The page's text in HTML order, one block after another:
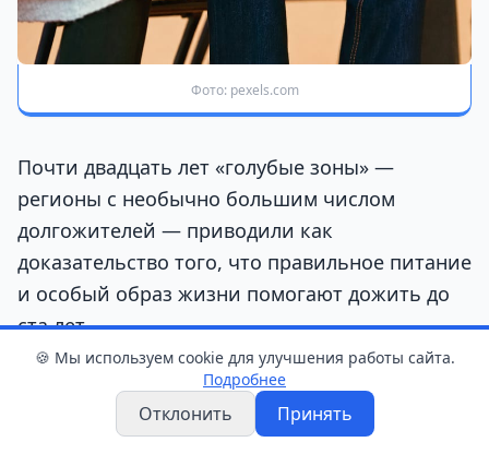
Фото: pexels.com
Почти двадцать лет «голубые зоны» —
регионы с необычно большим числом
долгожителей — приводили как
доказательство того, что правильное питание
и особый образ жизни помогают дожить до
ста лет.
Однако демограф Сол Джастин Ньюман из
Университетского колледжа Лондона
🍪 Мы используем cookie для улучшения работы сайта.
Подробнее
Отклонить Принять